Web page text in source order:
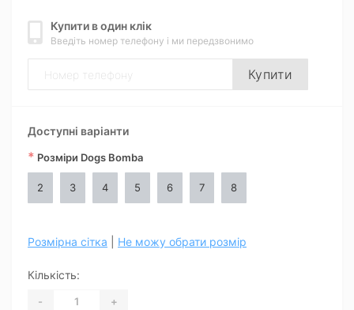
Купити в один клік
Введіть номер телефону і ми передзвонимо
Купити
Доступні варіанти
* Розміри Dogs Bomba
2 3 4 5 6 7 8
Розмірна сітка Не можу обрати розмір
Кількість:
- +